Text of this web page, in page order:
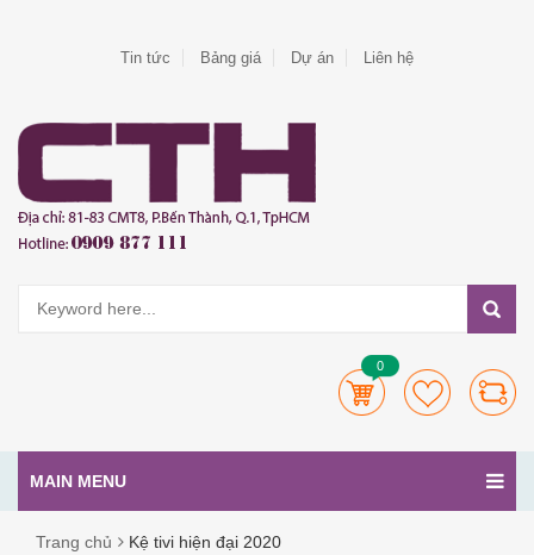
Tin tức Bảng giá Dự án Liên hệ
0
MAIN MENU
Trang chủ Kệ tivi hiện đại 2020